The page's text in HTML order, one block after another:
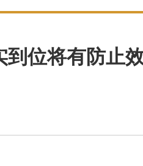
位将有防止